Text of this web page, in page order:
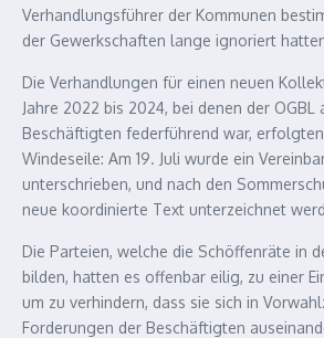
Verhandlungsführer der Kommunen
der Gewerkschaften lange ignoriert
Die Verhandlungen für einen neuen
Jahre 2022 bis 2024, bei denen der OGBL
Beschäftigten federführend war,
Windeseile: Am 19. Juli wurde ein
unterschrieben, und nach den
neue koordinierte Text unterzeichnet
Die Parteien, welche die Schöffenräte in
bilden, hatten es offenbar eilig, zu einer
um zu verhindern, dass sie sich in
Forderungen der Beschäftigten